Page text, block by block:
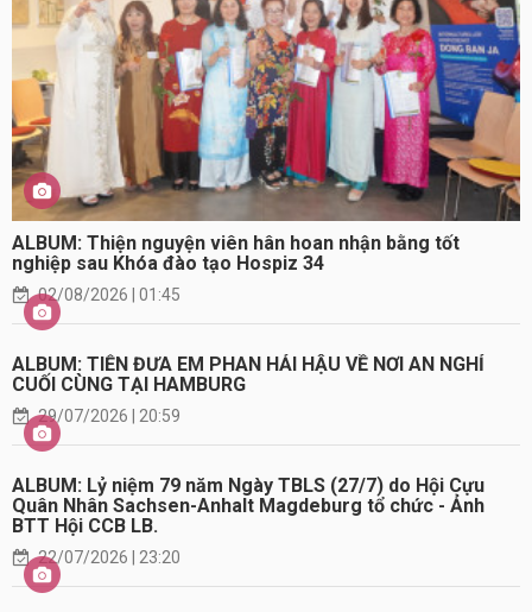
ALBUM: Thiện nguyện viên hân hoan nhận bằng tốt
nghiệp sau Khóa đào tạo Hospiz 34
02/08/2026 | 01:45
ALBUM: TIỄN ĐƯA EM PHAN HẢI HẬU VỀ NƠI AN NGHỈ
CUỐI CÙNG TẠI HAMBURG
29/07/2026 | 20:59
ALBUM: Lỷ niệm 79 năm Ngày TBLS (27/7) do Hội Cựu
Quân Nhân Sachsen-Anhalt Magdeburg tổ chức - Ảnh
BTT Hội CCB LB.
22/07/2026 | 23:20